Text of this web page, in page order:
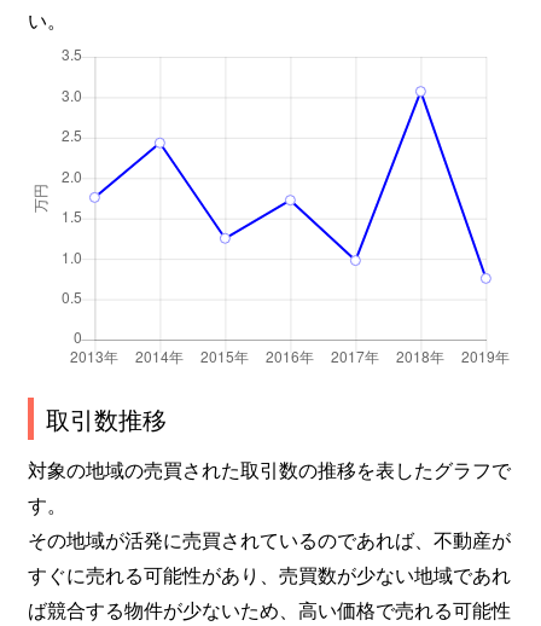
い。
取引数推移
対象の地域の売買された取引数の推移を表したグラフで
す。
その地域が活発に売買されているのであれば、不動産が
すぐに売れる可能性があり、売買数が少ない地域であれ
ば競合する物件が少ないため、高い価格で売れる可能性